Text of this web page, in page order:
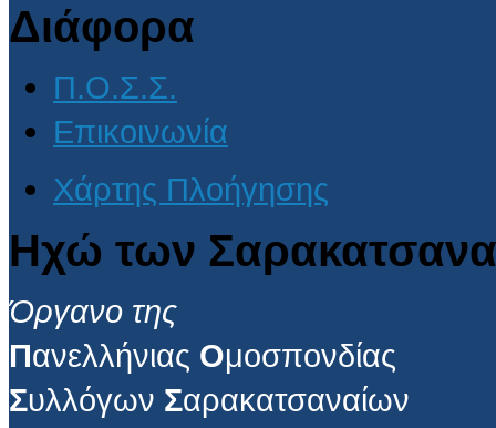
Διάφορα
Π.Ο.Σ.Σ.
Επικοινωνία
Χάρτης Πλοήγησης
Ηχώ των
Όργανο της
Πανελλήνιας Ομοσπονδίας
Συλλόγων Σαρακατσαναίων